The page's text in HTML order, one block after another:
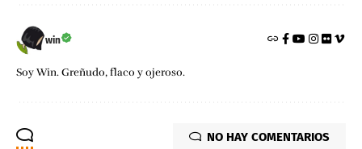
win
Soy Win. Greñudo, flaco y ojeroso.
NO HAY COMENTARIOS